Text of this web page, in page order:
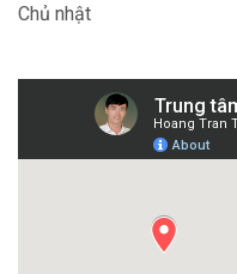
Chủ nhật